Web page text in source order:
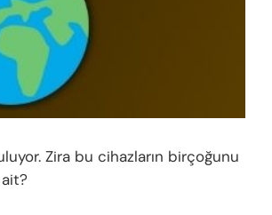
Zira bu cihazların birçoğunu